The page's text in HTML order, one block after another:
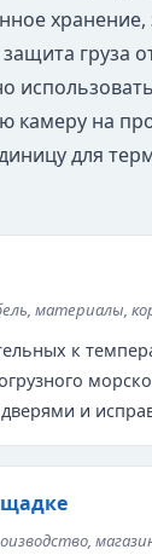
хранение,
груза
камеру на
для
материалы,
к
и